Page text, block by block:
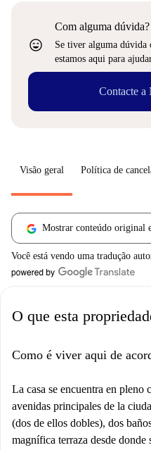
sentiment_very_satisfied
Com alguma dúvida?
Se tiver alguma dúvida
estamos aqui para
Contacte a
Visão geral Política de
Mostrar conteúdo original
Você está vendo uma tradução
O que esta
Como é viver aqui de
La casa se encuentra en pleno
avenidas principales de la
(dos de ellos dobles), dos
magnífica terraza desde donde